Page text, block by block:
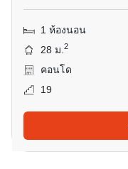
1 ห้องนอน
28 ม.2
คอนโด
19